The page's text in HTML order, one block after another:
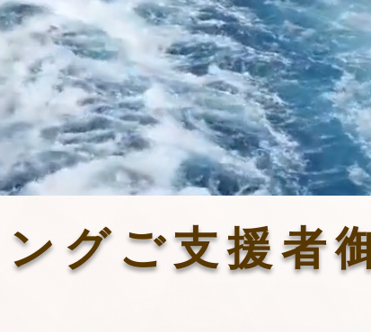
汐観光潮干狩りなどの
行っています。
は こちら
がとうございました。
グご支援者